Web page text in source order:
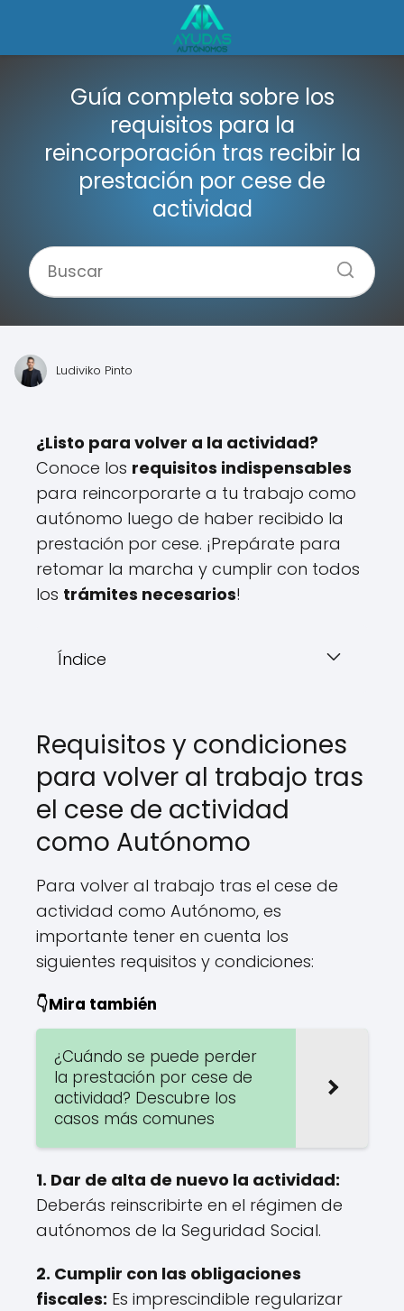
Guía completa sobre los
requisitos para la
reincorporación tras recibir la
prestación por cese de
actividad
Ludiviko Pinto
¿Listo para volver a la actividad?
Conoce los requisitos indispensables
para reincorporarte a tu trabajo como
autónomo luego de haber recibido la
prestación por cese. ¡Prepárate para
retomar la marcha y cumplir con todos
los trámites necesarios!
Índice
Requisitos y condiciones
para volver al trabajo tras
el cese de actividad
como Autónomo
Para volver al trabajo tras el cese de
actividad como Autónomo, es
importante tener en cuenta los
siguientes requisitos y condiciones:
👇Mira también
¿Cuándo se puede perder
la prestación por cese de
actividad? Descubre los
casos más comunes
1. Dar de alta de nuevo la actividad:
Deberás reinscribirte en el régimen de
autónomos de la Seguridad Social.
2. Cumplir con las obligaciones
fiscales: Es imprescindible regularizar